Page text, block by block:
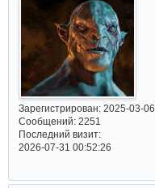
Зарегистрирован: 2025-03-06
Сообщений:2251
Последний визит:
2026-07-31 00:52:26